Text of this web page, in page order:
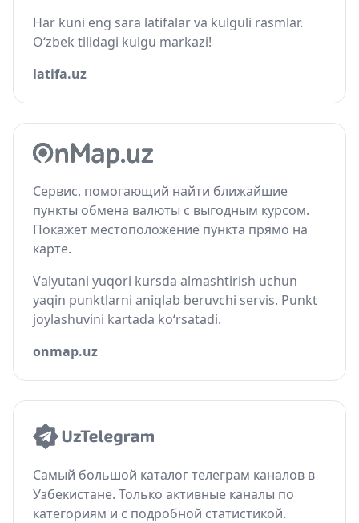
Har kuni eng sara latifalar va kulguli rasmlar.
O‘zbek tilidagi kulgu markazi!
latifa.uz
Сервис, помогающий найти ближайшие
пункты обмена валюты с выгодным курсом.
Покажет местоположение пункта прямо на
карте.
Valyutani yuqori kursda almashtirish uchun
yaqin punktlarni aniqlab beruvchi servis. Punkt
joylashuvini kartada ko‘rsatadi.
onmap.uz
Самый большой каталог телеграм каналов в
Узбекистане. Только активные каналы по
категориям и с подробной статистикой.